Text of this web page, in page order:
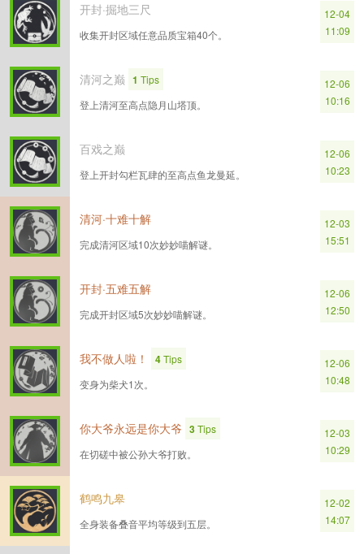
开封·掘地三尺
收集开封区域任意品质宝箱40个。
12-04
11:09
清河之巅 1 Tips
登上清河至高点隐月山塔顶。
12-06
10:16
百戏之巅
登上开封勾栏瓦肆的至高点鱼龙曼延。
12-06
10:23
清河·十难十解
完成清河区域10次妙妙喵解谜。
12-03
15:51
开封·五难五解
完成开封区域5次妙妙喵解谜。
12-06
12:50
我不做人啦！ 4Tips
变身为柴犬1次。
12-06
10:48
你大爷永远是你大爷 3Tips
在切磋中被公孙大爷打败。
12-03
10:29
鹤鸣九皋
全身装备叠音平均等级到五层。
12-02
14:07